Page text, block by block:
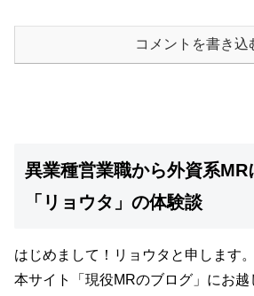
コメントを書き込
異業種営業職から外資系MR
「リョウタ」の体験談
はじめまして！リョウタと申します。
本サイト
「現役MRのブログ」 にお越